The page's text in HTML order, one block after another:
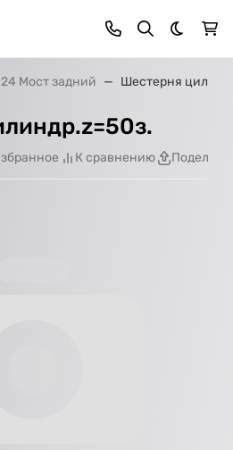
Темная
24 Мост задний Шестерня
К сравнению